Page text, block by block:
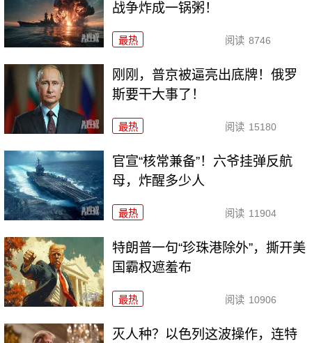
战争炸成一锅粥！
最热 阅读 8746
刚刚，普京被逼亮出底牌！俄罗
斯要干大事了！
最热 阅读 15180
官宣“核常兼备”！六爷挂弹反航
母，炸醒多少人
最热 阅读 11904
特朗普一句“珍珠港除外”，撕开美
国霸权遮羞布
最热 阅读 10906
灭人种？以色列这波操作，连特